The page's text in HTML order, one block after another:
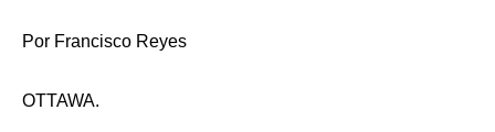
Por Francisco Reyes
OTTAWA.